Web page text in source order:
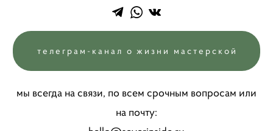
телеграм-канал о жизни мастерской
мы всегда на связи, по всем срочным вопросам или
на почту: